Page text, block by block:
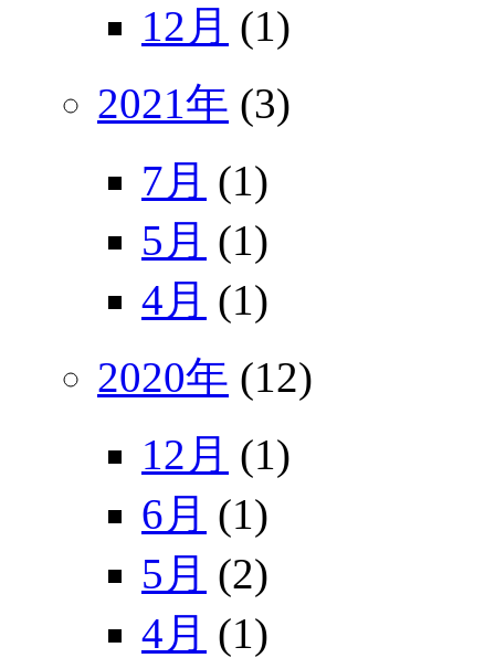
12月 (1)
2021年 (3)
7月 (1)
5月 (1)
4月 (1)
2020年 (12)
12月 (1)
6月 (1)
5月 (2)
4月 (1)